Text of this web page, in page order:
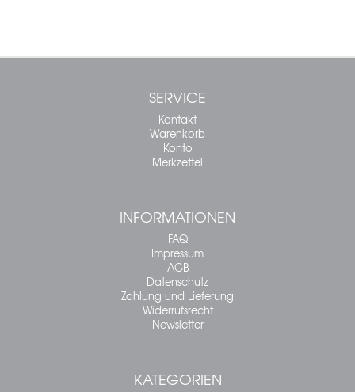
SERVICE
Kontakt
Warenkorb
Konto
Merkzettel
INFORMATIONEN
FAQ
Impressum
AGB
Datenschutz
Zahlung und Lieferung
Widerrufsrecht
Newsletter
KATEGORIEN